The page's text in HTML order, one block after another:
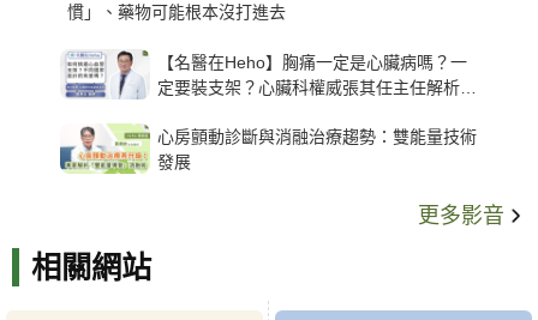
慣」、藥物可能根本沒打進去
【名醫在Heho】胸痛一定是心臟病嗎？一
定要裝支架？心臟科權威張其任主任解析支
心房顫動診斷與消融治療趨勢：雙能量技術
發展
更多影音
相關網站